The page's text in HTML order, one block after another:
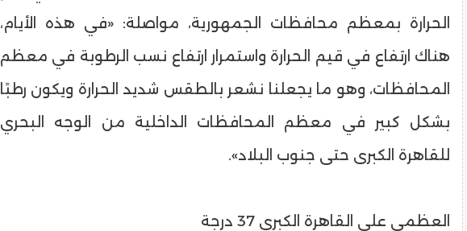
الحرارة بمعظم محافظات الجمهورية، مواصلة: «في هذه الأيام،
هناك ارتفاع في قيم الحرارة واستمرار ارتفاع نسب الرطوبة في معظم
المحافظات، وهو ما يجعلنا نشعر بالطقس شديد الحرارة ويكون رطبًا
بشكل كبير في معظم المحافظات الداخلية من الوجه البحري
للقاهرة الكبرى حتى جنوب البلاد».
العظمى على القاهرة الكبرى 37 درجة